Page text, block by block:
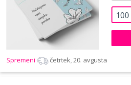
100
Spremeni četrtek, 20. avgusta